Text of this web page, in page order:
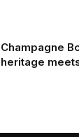
Champagne
heritage